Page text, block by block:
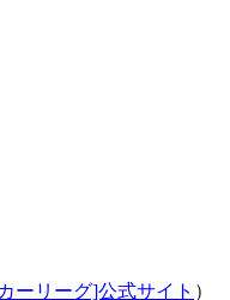
ーリーグ]公式サイト ）